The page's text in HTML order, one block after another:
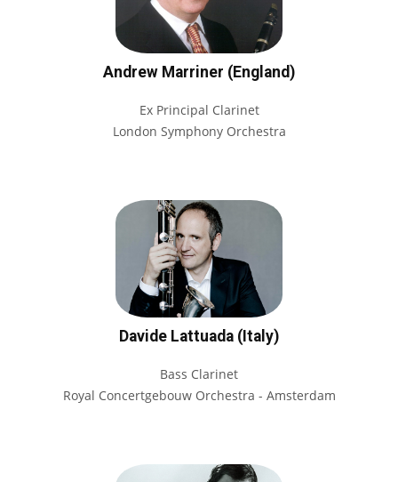
Andrew Marriner (England)
Ex Principal Clarinet
London Symphony Orchestra
Davide Lattuada (Italy)
Bass Clarinet
Royal Concertgebouw Orchestra - Amsterdam